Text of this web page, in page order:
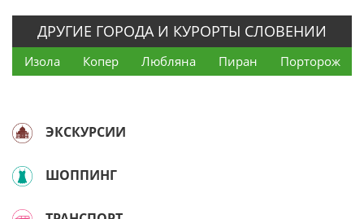
ДРУГИЕ ГОРОДА И КУРОРТЫ СЛОВЕНИИ
Изола Копер Любляна Пиран Порторож
ЭКСКУРСИИ
ШОППИНГ